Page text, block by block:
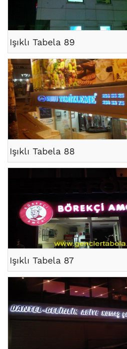
Işıklı Tabela 89
Işıklı Tabela 88
Işıklı Tabela 87